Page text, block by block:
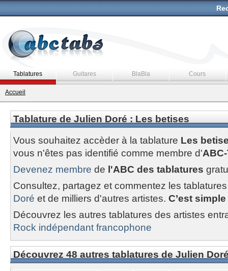
Tablatures Guitares BlaBla Cours
Accueil
Tablature de Julien Doré : Les betises
Vous souhaitez accèder à la tablature Les
vous n'êtes pas identifié comme membre d'
Devenez membre de l'ABC des tablatures
Consultez, partagez et commentez les
Doré et de milliers d'autres artistes. C’est
Découvrez les autres tablatures des artistes
Rock indépendant francophone
Découvrez 48 autres tablatures de Julien